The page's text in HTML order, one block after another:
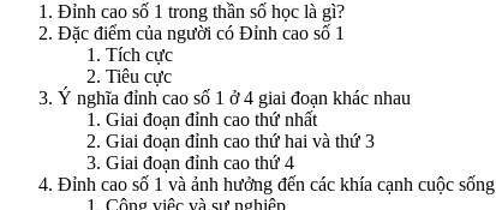
Đỉnh cao số 1 trong thần số học là gì?
Đặc điểm của người có Đỉnh cao số 1
Tích cực
Tiêu cực
Ý nghĩa đỉnh cao số 1 ở 4 giai đoạn khác nhau
Giai đoạn đỉnh cao thứ nhất
Giai đoạn đỉnh cao thứ hai và thứ 3
Giai đoạn đỉnh cao thứ 4
Đỉnh cao số 1 và ảnh hưởng đến các khía cạnh cuộc sống